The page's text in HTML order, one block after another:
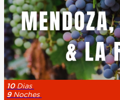
10Dias
9Noches